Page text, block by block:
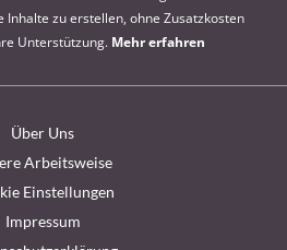
Inhalte zu erstellen, ohne Zusatzkosten
Unterstützung. Mehr erfahren
Über Uns
Arbeitsweise
Einstellungen
Impressum